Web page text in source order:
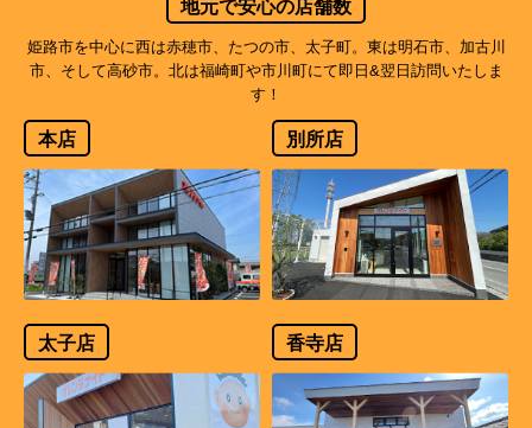
地元で安心の店舗数
姫路市を中心に西は赤穂市、たつの市、太子町。東は明石市、加古川
市、そして高砂市。北は福崎町や市川町にて即日&翌日訪問いたしま
す！
本店 別所店
太子店 香寺店